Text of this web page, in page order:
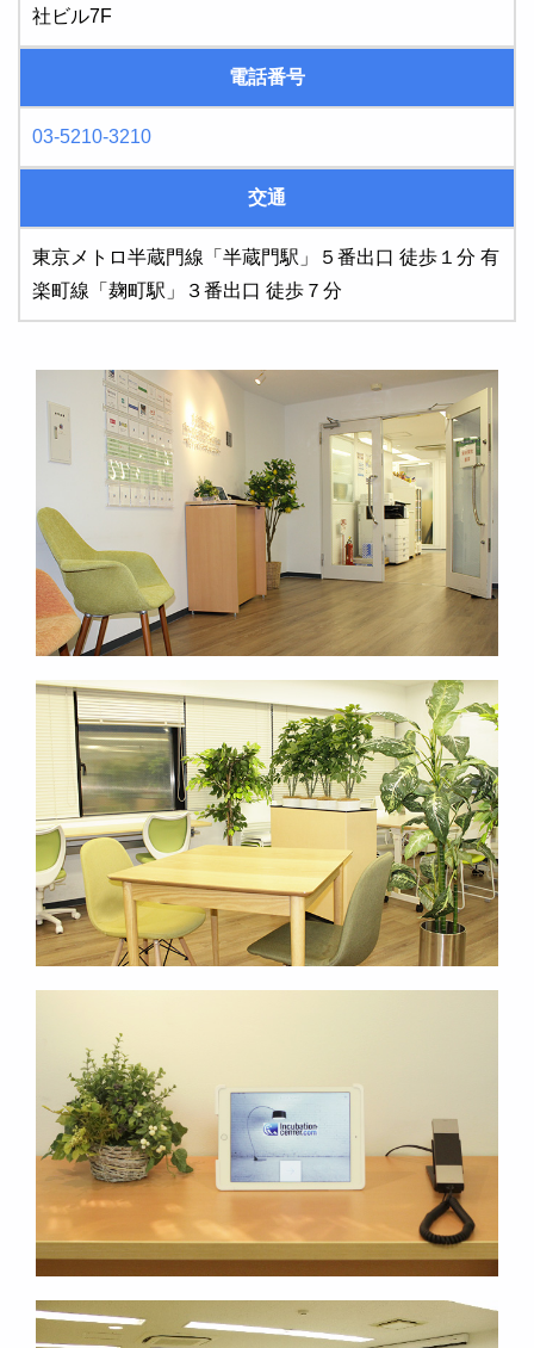
社ビル7F
電話番号
03-5210-3210
交通
東京メトロ半蔵門線「半蔵門駅」５番出口 徒歩１分 有
楽町線「麹町駅」３番出口 徒歩７分